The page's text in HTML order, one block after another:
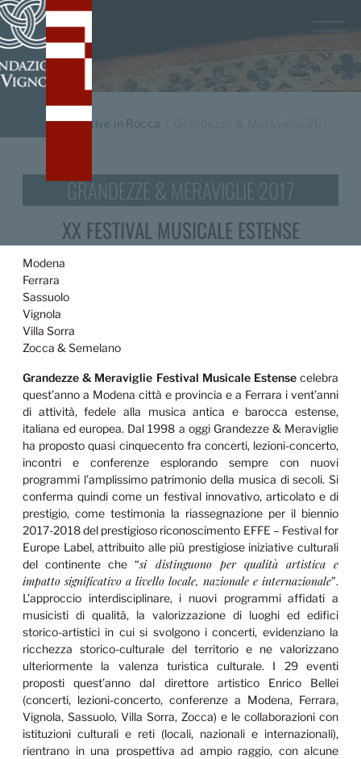
/ Iniziative in Rocca
GRANDEZZE & MERAVIGLIE 2017
XX FESTIVAL MUSICALE ESTENSE
Modena
Ferrara
Sassuolo
Vignola
Villa Sorra
Zocca & Semelano
Grandezze & Meraviglie Festival Musicale Estensecelebra
quest’anno a Modena città e provincia e a Ferrara i vent’anni
di attività, fedele alla musica antica e barocca estense,
italiana ed europea. Dal 1998 a oggi Grandezze & Meraviglie
ha proposto quasi cinquecento fra concerti, lezioni-concerto,
incontri e conferenze esplorando sempre con nuovi
programmi l’amplissimo patrimonio della musica di secoli. Si
conferma quindi come un festival innovativo, articolato e di
prestigio, come testimonia la riassegnazione per il biennio
2017-2018 del prestigioso riconoscimento EFFE – Festival for
Europe Label, attribuito alle più prestigiose iniziative culturali
del continente che “si distinguono per qualità artistica e
impatto significativo a livello locale, nazionale e internazionale”.
L’approccio interdisciplinare, i nuovi programmi affidati a
musicisti di qualità, la valorizzazione di luoghi ed edifici
storico-artistici in cui si svolgono i concerti, evidenziano la
ricchezza storico-culturale del territorio e ne valorizzano
ulteriormente la valenza turistica culturale. I 29 eventi
proposti quest’anno dal direttore artistico Enrico Bellei
(concerti, lezioni-concerto, conferenze a Modena, Ferrara,
Vignola, Sassuolo, Villa Sorra, Zocca) e le collaborazioni con
istituzioni culturali e reti (locali, nazionali e internazionali),
rientrano in una prospettiva ad ampio raggio, con alcune